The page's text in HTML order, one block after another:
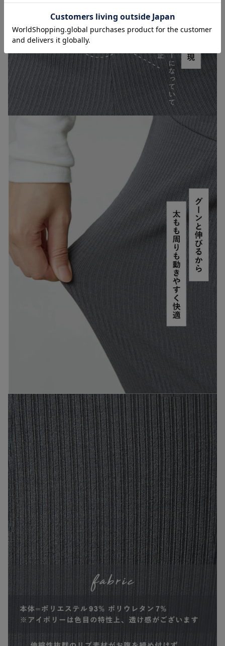
お気に入り商品を確認する